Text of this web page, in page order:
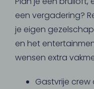
een vergadering?
je eigen
en het
wensen extra
Gastvrije